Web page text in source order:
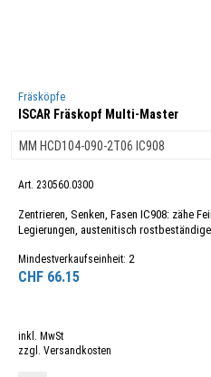
Fräsköpfe
ISCAR Fräskopf Multi-Master
Art. 230560.0300
Zentrieren, Senken, Fasen IC908: zähe
Legierungen, austenitisch
Mindestverkaufseinheit: 2
CHF 66.15
inkl. MwSt
zzgl. Versandkosten